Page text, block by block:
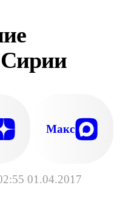
01.04.2017
Макс